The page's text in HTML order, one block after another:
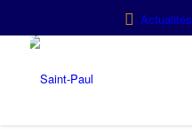
Actualités